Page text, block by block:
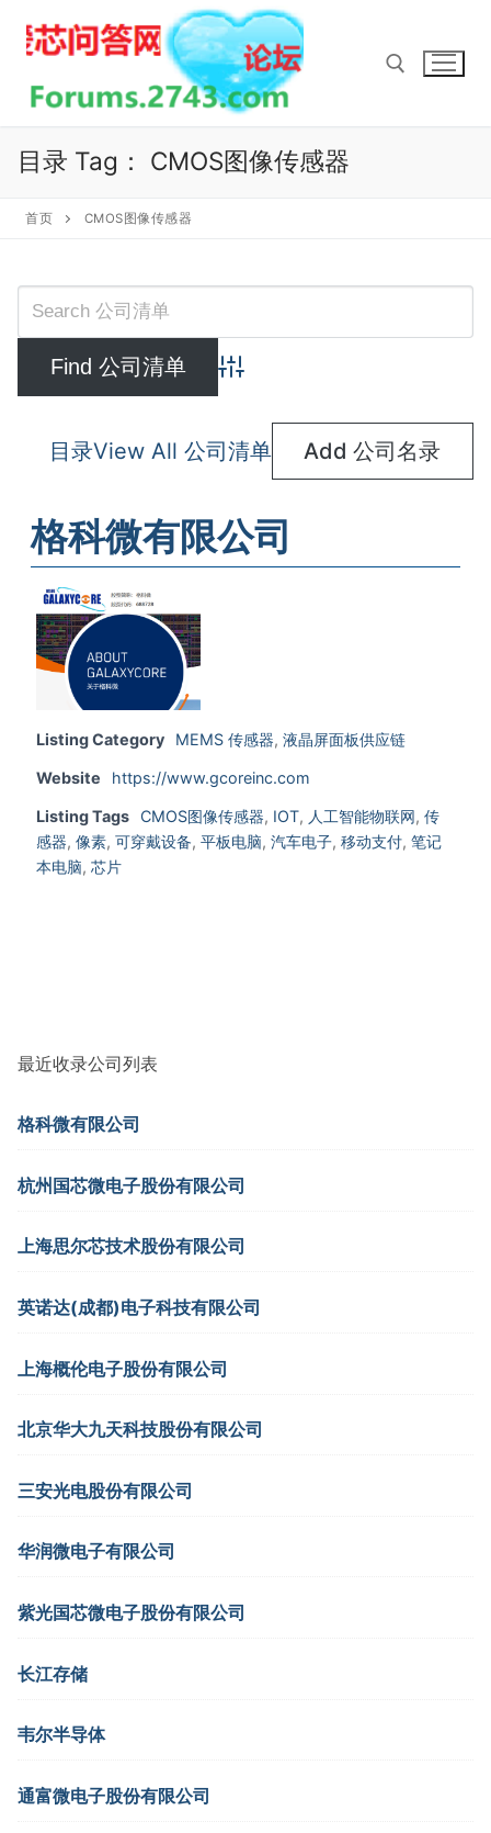
Search for:
目录 Tag： CMOS图像传感器
首页 CMOS图像传感器
Advanced Search
目录View All 公司清单 Add 公司名录
格科微有限公司
Listing Category MEMS 传感器, 液晶屏面板供应链
Website https://www.gcoreinc.com
Listing Tags CMOS图像传感器, IOT, 人工智能物联网, 传
感器, 像素, 可穿戴设备, 平板电脑, 汽车电子, 移动支付, 笔记
本电脑, 芯片
最近收录公司列表
格科微有限公司
杭州国芯微电子股份有限公司
上海思尔芯技术股份有限公司
英诺达(成都)电子科技有限公司
上海概伦电子股份有限公司
北京华大九天科技股份有限公司
三安光电股份有限公司
华润微电子有限公司
紫光国芯微电子股份有限公司
长江存储
韦尔半导体
通富微电子股份有限公司